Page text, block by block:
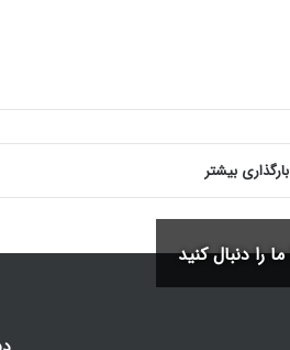
بارگذاری بیشتر
ما را دنبال کنید